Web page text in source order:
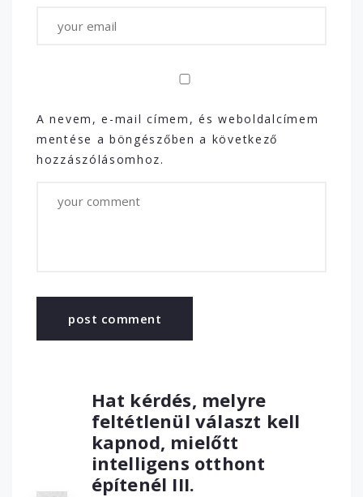
A nevem, e-mail címem, és weboldalcímem
mentése a böngészőben a következő
hozzászólásomhoz.
Hat kérdés, melyre
feltétlenül választ kell
kapnod, mielőtt
intelligens otthont
építenél III.